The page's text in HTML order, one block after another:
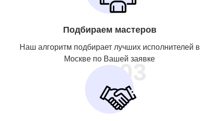
Подбираем мастеров
Наш алгоритм подбирает лучших исполнителей в
Москве по Вашей заявке
03